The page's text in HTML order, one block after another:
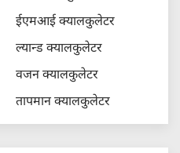
ईएमआई क्यालकुलेटर
ल्यान्ड क्यालकुलेटर
वजन क्यालकुलेटर
तापमान क्यालकुलेटर